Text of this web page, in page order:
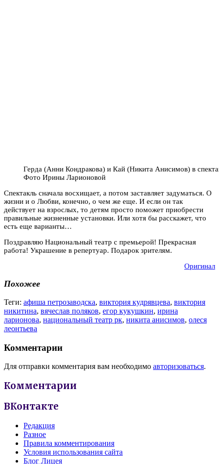
Герда (Анни Кондракова) и Кай (Никита Анисимов) в
Фото Ирины Ларионовой
Спектакль сначала восхищает, а потом заставляет задуматься. О
жизни и о Любви, конечно, о чем же еще. И если он так
действует на взрослых, то детям просто поможет приобрести
правильные жизненные установки. Или хотя бы расскажет, что
есть еще варианты…
Поздравляю Национальный театр с премьерой! Прекрасная
работа! Украшение в репертуар. Подарок зрителям.
Оригинал
Похожее
Теги: афиша петрозаводска, виктория кудрявцева, виктория
никитина, вячеслав поляков, егор кукушкин, ирина
ларионова, национальный театр рк, никита анисимов, олеся
леонтьева
Комментарии
Для отправки комментария вам необходимо авторизоваться.
Комментарии
ВКонтакте
Редакция
Разное
Правила комментирования
Условия использования сайта
Блог Лицея